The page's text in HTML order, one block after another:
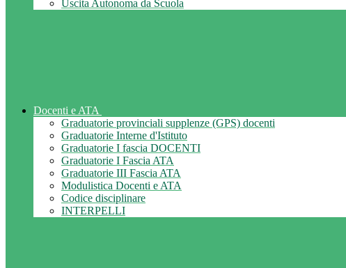
Uscita Autonoma da Scuola
Docenti e ATA
Graduatorie provinciali supplenze (GPS) docenti
Graduatorie Interne d'Istituto
Graduatorie I fascia DOCENTI
Graduatorie I Fascia ATA
Graduatorie III Fascia ATA
Modulistica Docenti e ATA
Codice disciplinare
INTERPELLI